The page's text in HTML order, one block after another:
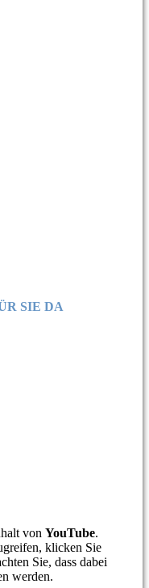
SIE DA
von YouTube.
klicken Sie
Sie, dass dabei
werden.